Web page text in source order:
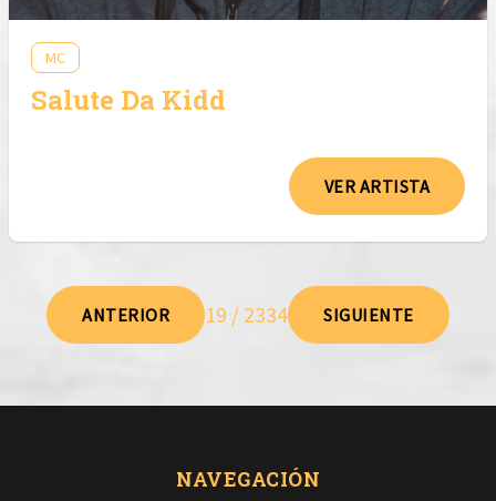
MC
Salute Da Kidd
VER ARTISTA
ANTERIOR 19 / 2334 SIGUIENTE
NAVEGACIÓN